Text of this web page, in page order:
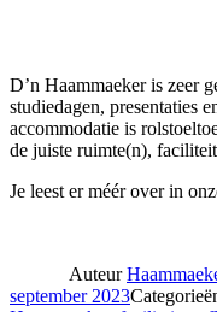
D’n Haammaeker is zeer
studiedagen, presentaties
accommodatie is
de juiste ruimte(n),
Je leest er méér over in
Auteur
september 2023